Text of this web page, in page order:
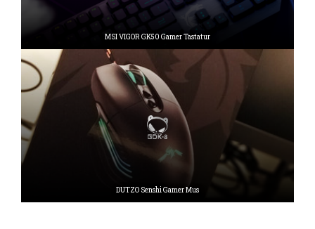
MSI VIGOR GK50 Gamer Tastatur
DUTZO Senshi Gamer Mus